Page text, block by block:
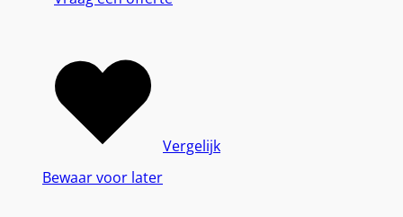
Bewaar voor later
Vergelijk